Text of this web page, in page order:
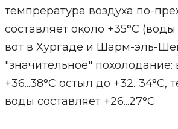
темпрература воздуха по-
составляет около +35°С (воды
вот в Хургаде и Шарм-эль-
"значительное" похолодание:
+36...38°С остыл до +32...34°С,
воды составляет +26...27°С